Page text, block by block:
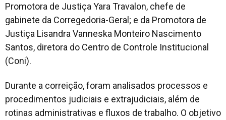
Promotora de Justiça Yara Travalon, chefe de
gabinete da Corregedoria-Geral; e da Promotora de
Justiça Lisandra Vanneska Monteiro Nascimento
Santos, diretora do Centro de Controle Institucional
(Coni).
Durante a correição, foram analisados processos e
procedimentos judiciais e extrajudiciais, além de
rotinas administrativas e fluxos de trabalho. O objetivo